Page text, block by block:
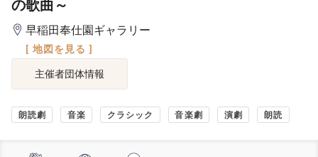
の歌曲～
早稲田奉仕園ギャラリー
[ 地図を見る ]
主催者団体情報
朗読劇 音楽 クラシック 音楽劇 演劇 朗読